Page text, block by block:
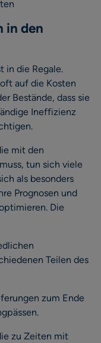
in den
in die Regale.
auf die Kosten
Bestände, dass sie
Ineffizienz
mit den
tun sich viele
als besonders
Prognosen und
Die
Teilen des
zum Ende
zu Zeiten mit